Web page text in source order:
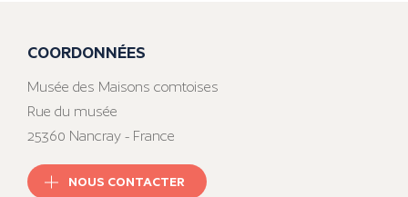
COORDONNÉES
Musée des Maisons comtoises
Rue du musée
25360 Nancray - France
NOUS CONTACTER